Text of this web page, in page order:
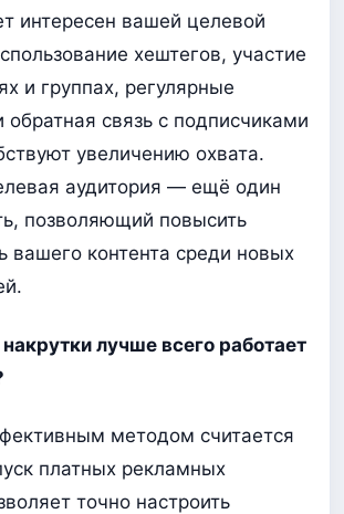
интересен вашей целевой
хештегов, участие
и группах, регулярные
обратная связь с подписчиками
увеличению охвата.
аудитория — ещё один
позволяющий повысить
вашего контента среди новых
лучше всего работает
методом считается
платных рекламных
точно настроить